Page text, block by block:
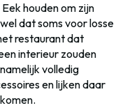
houden om zijn
dat soms voor losse
restaurant dat
interieur zouden
volledig
en lijken daar